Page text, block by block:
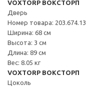
VOXTORP ВОКСТОРП
Дверь
Номер товара: 203.674.13
Ширина: 68 см
Высота: 3 см
Длина: 89 см
Вес: 8.05 кг
VOXTORP ВОКСТОРП
Цоколь